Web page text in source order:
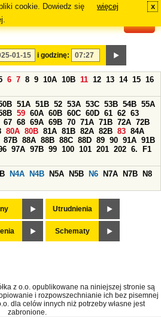
cookie. Dowiedz się
więcej x
i godzinę:
6 7 8 9 10A 10B 11 12 13 14 15 16
51A 51B 52 53A 53C 53B 54B 55A
59 60A 60B 60C 60D 61 62 63
67 68 69A 69B 70 71A 71B 72A 72B
80A 80B 81A 81B 82A 82B 83 84A
87B 88A 88B 88C 88D 89 90 91A 91B
97A 97B 99 100 101 201 202 6.
F1
N4A N4B N5A N5B N6 N7A N7B
N8
Utrudnienia
Schematy
z o.o. opublikowane na niniejszej stronie są
i rozpowszechnianie ich bez pisemnej
dla celów innych niż potrzeby własne jest
zabronione.